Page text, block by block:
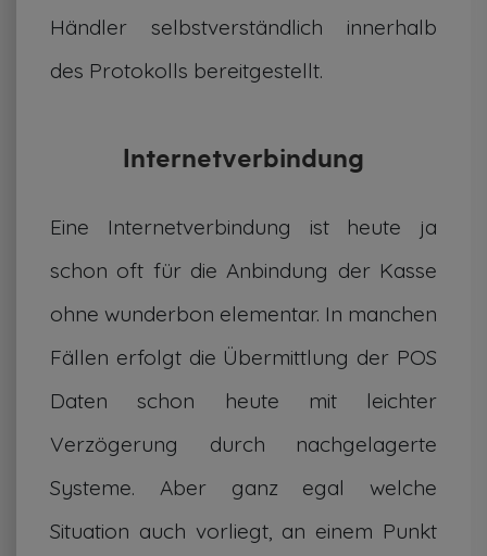
Händler selbstverständlich innerhalb
des Protokolls bereitgestellt.
Internetverbindung
Eine Internetverbindung ist heute ja
schon oft für die Anbindung der Kasse
ohne wunderbon elementar. In manchen
Fällen erfolgt die Übermittlung der POS
Daten schon heute mit leichter
Verzögerung durch nachgelagerte
Systeme. Aber ganz egal welche
Situation auch vorliegt, an einem Punkt